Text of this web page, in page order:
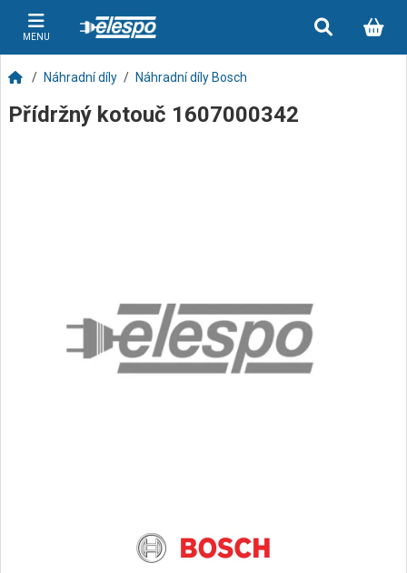
MENU
Náhradní díly Náhradní díly Bosch
Přídržný kotouč 1607000342